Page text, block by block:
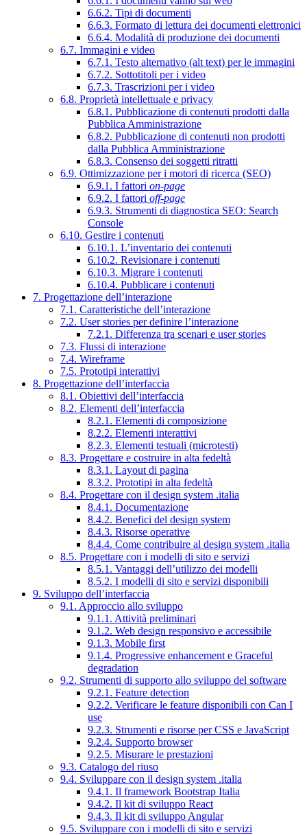
6.6.2. Tipi di documenti
6.6.3. Formato di lettura dei documenti elettronici
6.6.4. Modalità di produzione dei documenti
6.7. Immagini e video
6.7.1. Testo alternativo (alt text) per le immagini
6.7.2. Sottotitoli per i video
6.7.3. Trascrizioni per i video
6.8. Proprietà intellettuale e privacy
6.8.1. Pubblicazione di contenuti prodotti dalla
Pubblica Amministrazione
6.8.2. Pubblicazione di contenuti non prodotti
dalla Pubblica Amministrazione
6.8.3. Consenso dei soggetti ritratti
6.9. Ottimizzazione per i motori di ricerca (SEO)
6.9.1. I fattori on-page
6.9.2. I fattori off-page
6.9.3. Strumenti di diagnostica SEO: Search
Console
6.10. Gestire i contenuti
6.10.1. L’inventario dei contenuti
6.10.2. Revisionare i contenuti
6.10.3. Migrare i contenuti
6.10.4. Pubblicare i contenuti
7. Progettazione dell’interazione
7.1. Caratteristiche dell’interazione
7.2. User stories per definire l’interazione
7.2.1. Differenza tra scenari e user stories
7.3. Flussi di interazione
7.4. Wireframe
7.5. Prototipi interattivi
8. Progettazione dell’interfaccia
8.1. Obiettivi dell’interfaccia
8.2. Elementi dell’interfaccia
8.2.1. Elementi di composizione
8.2.2. Elementi interattivi
8.2.3. Elementi testuali (microtesti)
8.3. Progettare e costruire in alta fedeltà
8.3.1. Layout di pagina
8.3.2. Prototipi in alta fedeltà
8.4. Progettare con il design system .italia
8.4.1. Documentazione
8.4.2. Benefici del design system
8.4.3. Risorse operative
8.4.4. Come contribuire al design system .italia
8.5. Progettare con i modelli di sito e servizi
8.5.1. Vantaggi dell’utilizzo dei modelli
8.5.2. I modelli di sito e servizi disponibili
9. Sviluppo dell’interfaccia
9.1. Approccio allo sviluppo
9.1.1. Attività preliminari
9.1.2. Web design responsivo e accessibile
9.1.3. Mobile first
9.1.4. Progressive enhancement e Graceful
degradation
9.2. Strumenti di supporto allo sviluppo del software
9.2.1. Feature detection
9.2.2. Verificare le feature disponibili con Can I
use
9.2.3. Strumenti e risorse per CSS e JavaScript
9.2.4. Supporto browser
9.2.5. Misurare le prestazioni
9.3. Catalogo del riuso
9.4. Sviluppare con il design system .italia
9.4.1. Il framework Bootstrap Italia
9.4.2. Il kit di sviluppo React
9.4.3. Il kit di sviluppo Angular
9.5. Sviluppare con i modelli di sito e servizi